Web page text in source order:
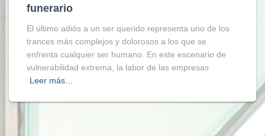
funerario
El último adiós a un ser querido representa uno de los
trances más complejos y dolorosos a los que se
enfrenta cualquier ser humano. En este escenario de
vulnerabilidad extrema, la labor de las empresas
Leer más…